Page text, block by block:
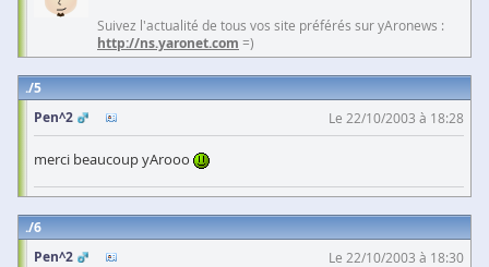
Suivez l'actualité de tous vos site préférés sur yAronews :
http://ns.yaronet.com =)
5
Pen^2
Le 22/10/2003 à 18:28
merci beaucoup yArooo
6
Pen^2
Le 22/10/2003 à 18:30